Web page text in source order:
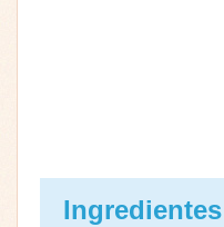
Ingredientes